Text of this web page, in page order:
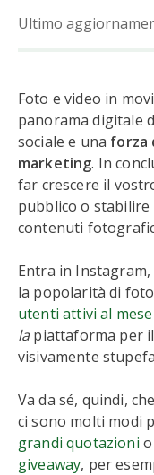
Ultimo
Foto e video in
panorama digitale
sociale e una forza
marketing. In
far crescere il
pubblico o stabilire
contenuti
Entra in
la popolarità di foto
utenti attivi al mese
la piattaforma per
visivamente
Va da sé, quindi,
ci sono molti modi
grandi quotazioni
giveaway, per